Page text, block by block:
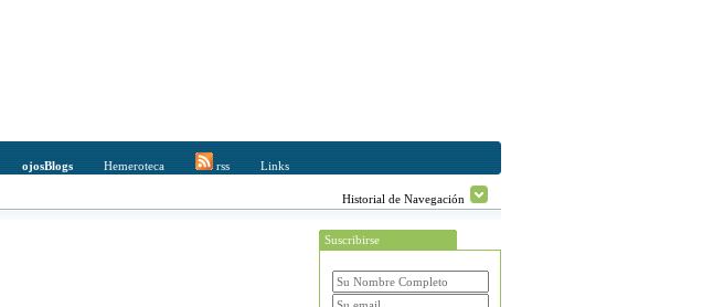
ojosBlogs Hemeroteca rss Links
Historial de Navegación
Suscribirse